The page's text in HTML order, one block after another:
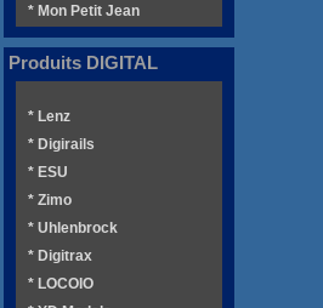
* Mon Petit Jean
Produits DIGITAL
* Lenz
* Digirails
* ESU
* Zimo
* Uhlenbrock
* Digitrax
* LOCOIO